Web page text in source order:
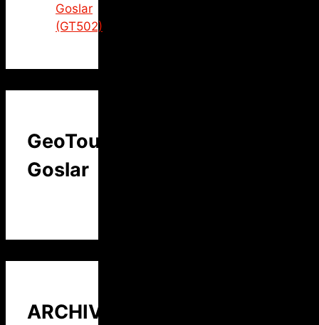
Goslar
(GT502)
GeoTour
Goslar
ARCHIV